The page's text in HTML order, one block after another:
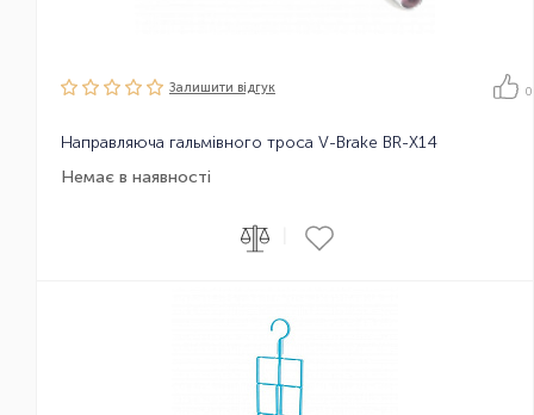
Залишити вiдгук 0
Направляюча гальмівного троса V-Brake BR-X14
Немає в наявності